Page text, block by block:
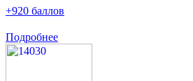
+920 баллов
Подробнее